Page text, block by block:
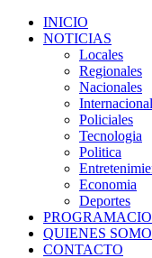
INICIO
NOTICIAS
Locales
Regionales
Nacionales
Policiales
Tecnologia
Politica
Economia
Deportes
QUIENES
CONTACTO